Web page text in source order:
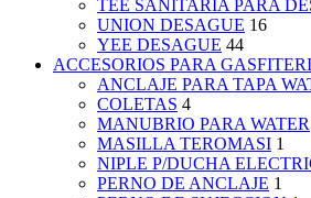
TEE SANITARIA PARA
UNION DESAGUE 16
YEE DESAGUE 44
ACCESORIOS PARA
ANCLAJE PARA TAPA
COLETAS 4
MANUBRIO PARA WATER
MASILLA TEROMASI 1
NIPLE P/DUCHA
PERNO DE ANCLAJE 1